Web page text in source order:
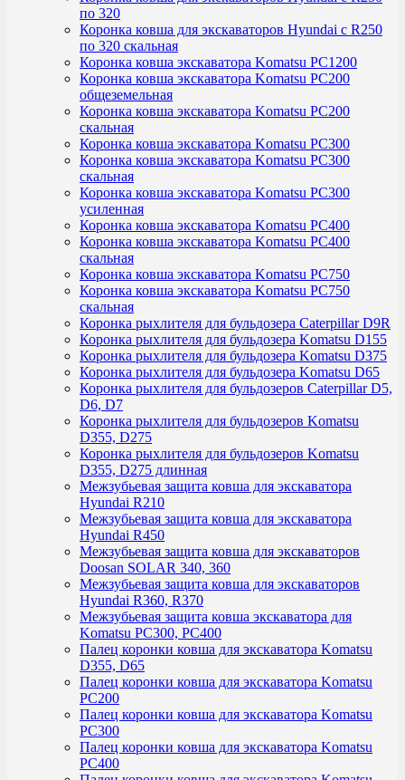
по 320
Коронка ковша для экскаваторов Hyundai с R250
по 320 скальная
Коронка ковша экскаватора Komatsu PC1200
Коронка ковша экскаватора Komatsu PC200
общеземельная
Коронка ковша экскаватора Komatsu PC200
скальная
Коронка ковша экскаватора Komatsu PC300
Коронка ковша экскаватора Komatsu PC300
скальная
Коронка ковша экскаватора Komatsu PC300
усиленная
Коронка ковша экскаватора Komatsu PC400
Коронка ковша экскаватора Komatsu PC400
скальная
Коронка ковша экскаватора Komatsu PC750
Коронка ковша экскаватора Komatsu PC750
скальная
Коронка рыхлителя для бульдозера Caterpillar D9R
Коронка рыхлителя для бульдозера Komatsu D155
Коронка рыхлителя для бульдозера Komatsu D375
Коронка рыхлителя для бульдозера Komatsu D65
Коронка рыхлителя для бульдозеров Caterpillar D5,
D6, D7
Коронка рыхлителя для бульдозеров Komatsu
D355, D275
Коронка рыхлителя для бульдозеров Komatsu
D355, D275 длинная
Межзубьевая защита ковша для экскаватора
Hyundai R210
Межзубьевая защита ковша для экскаватора
Hyundai R450
Межзубьевая защита ковша для экскаваторов
Doosan SOLAR 340, 360
Межзубьевая защита ковша для экскаваторов
Hyundai R360, R370
Межзубьевая защита ковша экскаватора для
Komatsu PC300, PC400
Палец коронки ковша для экскаватора Komatsu
D355, D65
Палец коронки ковша для экскаватора Komatsu
PC200
Палец коронки ковша для экскаватора Komatsu
PC300
Палец коронки ковша для экскаватора Komatsu
PC400